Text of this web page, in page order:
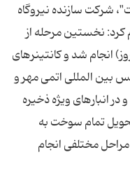
شرکت سازنده نیروگاه
کرد: نخستین مرحله از
روز 16 دسامبر 2007(دیروز) انجام شد و کانتینرهای
بین المللی اتمی مهر و
انبارهای ویژه ذخیره
تمام سوخت به
مختلفی انجام